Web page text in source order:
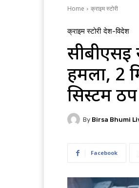
Home क्राइम स्टोरी
क्राइम स्टोरी देश-विदेश
सीबीएसई
हमला, 2
सिस्टम
By Birsa Bhumi
Facebook